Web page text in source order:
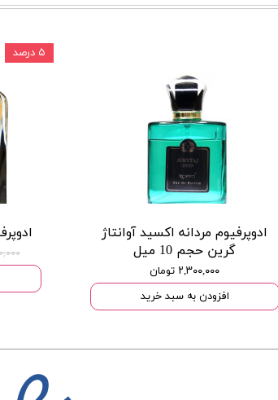
ادوپرفیوم مردانه اکسید آوانتاژ
گرین حجم 10 میل
۲,۳۰۰,۰۰۰ تومان
افزودن به سبد خرید
ادوپرفیوم
۵ درصد